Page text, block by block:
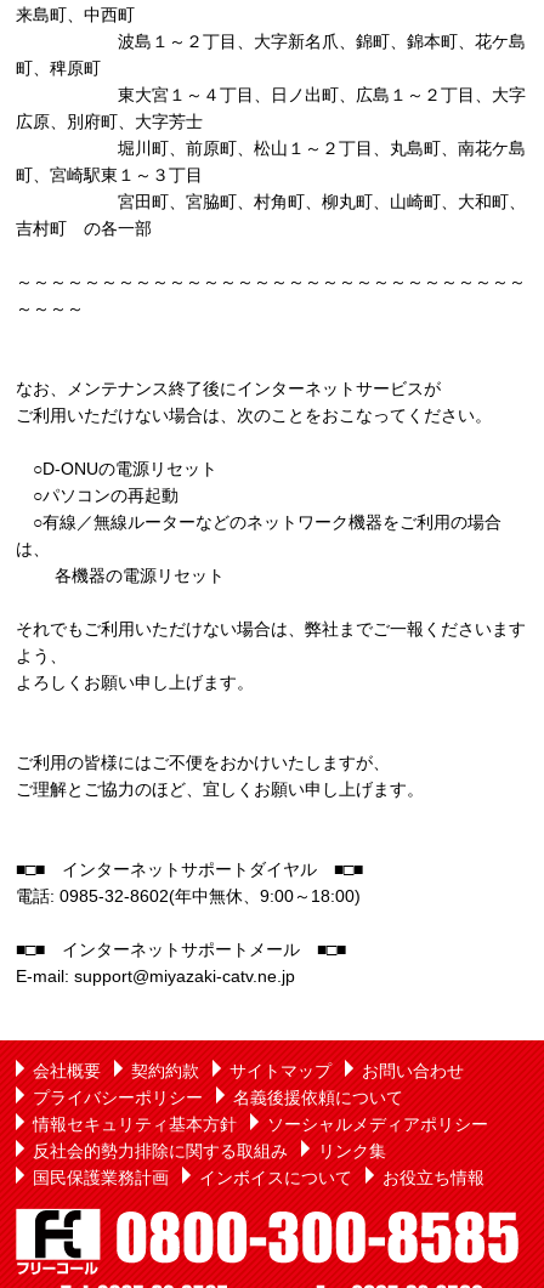
来島町、中西町
波島１～２丁目、大字新名爪、錦町、錦本町、花ケ島
町、稗原町
東大宮１～４丁目、日ノ出町、広島１～２丁目、大字
広原、別府町、大字芳士
堀川町、前原町、松山１～２丁目、丸島町、南花ケ島
町、宮崎駅東１～３丁目
宮田町、宮脇町、村角町、柳丸町、山崎町、大和町、
吉村町 の各一部
～～～～～～～～～～～～～～～～～～～～～～～～～～～～～～
～～～～
なお、メンテナンス終了後にインターネットサービスが
ご利用いただけない場合は、次のことをおこなってください。
○D-ONUの電源リセット
○パソコンの再起動
○有線／無線ルーターなどのネットワーク機器をご利用の場合
は、
各機器の電源リセット
それでもご利用いただけない場合は、弊社までご一報くださいます
よう、
よろしくお願い申し上げます。
ご利用の皆様にはご不便をおかけいたしますが、
ご理解とご協力のほど、宜しくお願い申し上げます。
■□■ インターネットサポートダイヤル ■□■
電話: 0985-32-8602(年中無休、9:00～18:00)
■□■ インターネットサポートメール ■□■
E-mail: support@miyazaki-catv.ne.jp
会社概要 契約約款 サイトマップ
お問い合わせ
プライバシーポリシー
名義後援依頼について
情報セキュリティ基本方針
ソーシャルメディアポリシー
反社会的勢力排除に関する取組み
リンク集
国民保護業務計画
インボイスについて お役立ち情報